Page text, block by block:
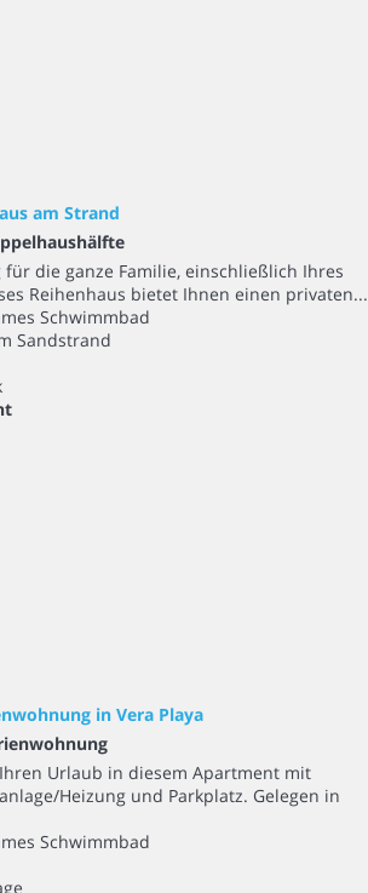
am Strand
für die ganze Familie, einschließlich Ihres
Reihenhaus bietet Ihnen einen privaten...
Schwimmbad
Sandstrand
in Vera Playa
Urlaub in diesem Apartment mit
Heizung und Parkplatz. Gelegen in
Schwimmbad